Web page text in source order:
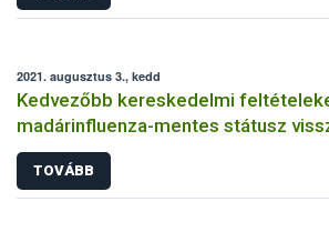
2021. augusztus 3., kedd
Kedvezőbb kereskedelmi
madárinfluenza-mentes státusz
TOVÁBB